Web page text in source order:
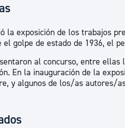
la exposición de los trabajos
golpe de estado de 1936, el
al concurso, entre
En la inauguración de la
y algunos de los/as autores/